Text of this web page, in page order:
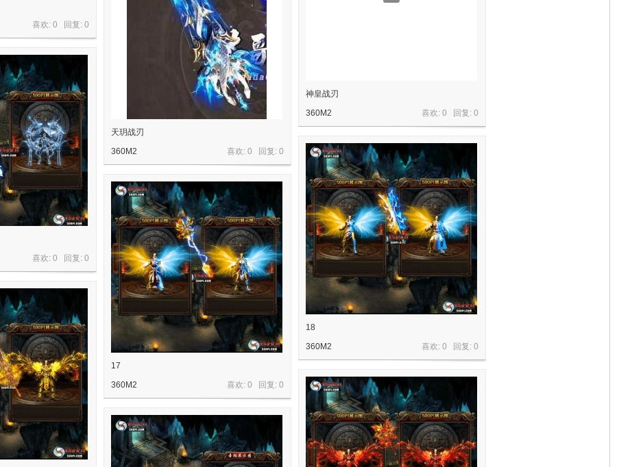
喜欢: 0 回复:0
天玥战刃
喜欢: 0 回复:0
360M2
神皇战刃
喜欢: 0 回复:0
360M2
喜欢: 0 回复:0
18
喜欢: 0 回复:0
360M2
17
喜欢: 0 回复:0
360M2